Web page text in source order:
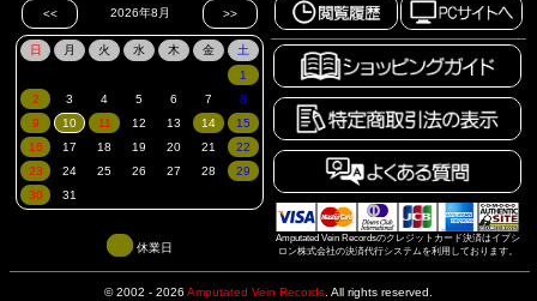
Amputated Vein Recordsのクレジットカード決済はイプシ
ロン株式会社の決済代行システムを利用しております。
休業日
© 2002 - 2026 Amputated Vein Records All rights reserved.